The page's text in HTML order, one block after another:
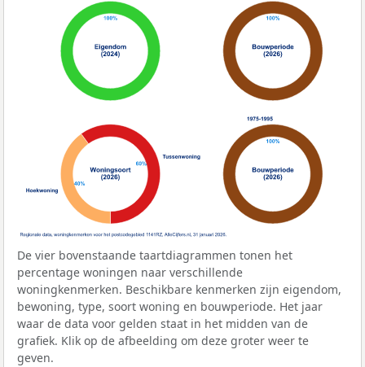
De vier bovenstaande taartdiagrammen tonen het
percentage woningen naar verschillende
woningkenmerken. Beschikbare kenmerken zijn eigendom,
bewoning, type, soort woning en bouwperiode. Het jaar
waar de data voor gelden staat in het midden van de
grafiek. Klik op de afbeelding om deze groter weer te
geven.